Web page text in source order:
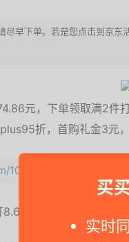
买
实时
早下单。若是您点击到京东
元，下单领取满2
折，首购礼金3元
100131539510.....
折、